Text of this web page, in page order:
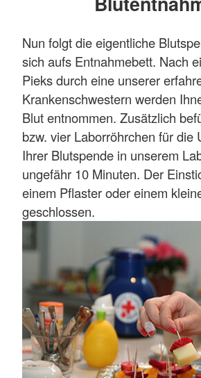
Nun folgt die eigentliche
sich aufs Entnahmebett. Nach
Pieks durch eine unserer
Krankenschwestern werden
Blut entnommen. Zusätzlich
bzw. vier Laborröhrchen für die
Ihrer Blutspende in unserem
ungefähr 10 Minuten. Der
einem Pflaster oder einem
geschlossen.